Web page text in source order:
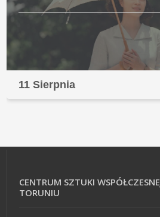
11 Sierpnia
CENTRUM SZTUKI
TORUNIU